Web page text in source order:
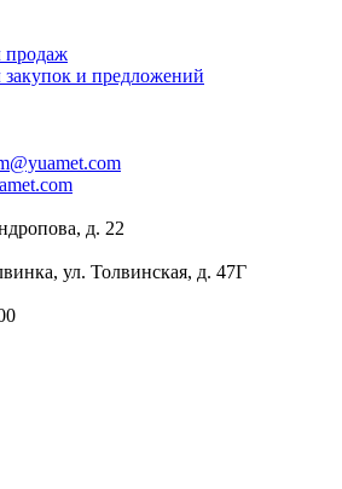
продаж
закупок и предложений
д. 22
ул. Толвинская, д. 47Г